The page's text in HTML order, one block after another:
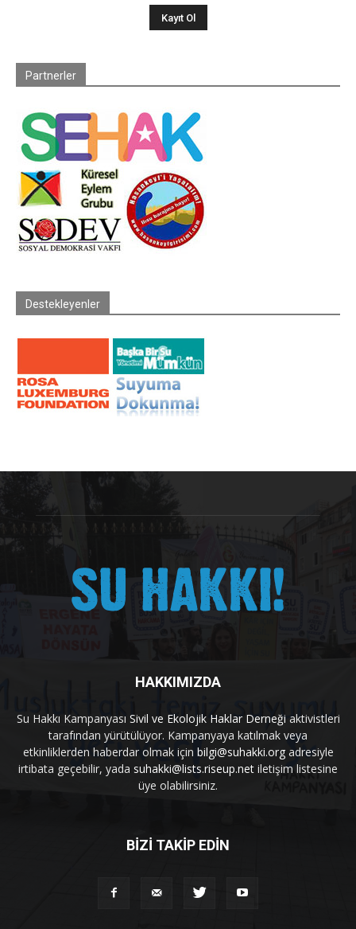
Partnerler
Destekleyenler
HAKKIMIZDA
Su Hakkı Kampanyası Sivil ve Ekolojik Haklar Derneği aktivistleri
tarafından yürütülüyor. Kampanyaya katılmak veya
etkinliklerden haberdar olmak için bilgi@suhakki.orgadresiyle
irtibata geçebilir, yada suhakki@lists.riseup.net iletişim listesine
üye olabilirsiniz.
BİZİ TAKİP EDİN